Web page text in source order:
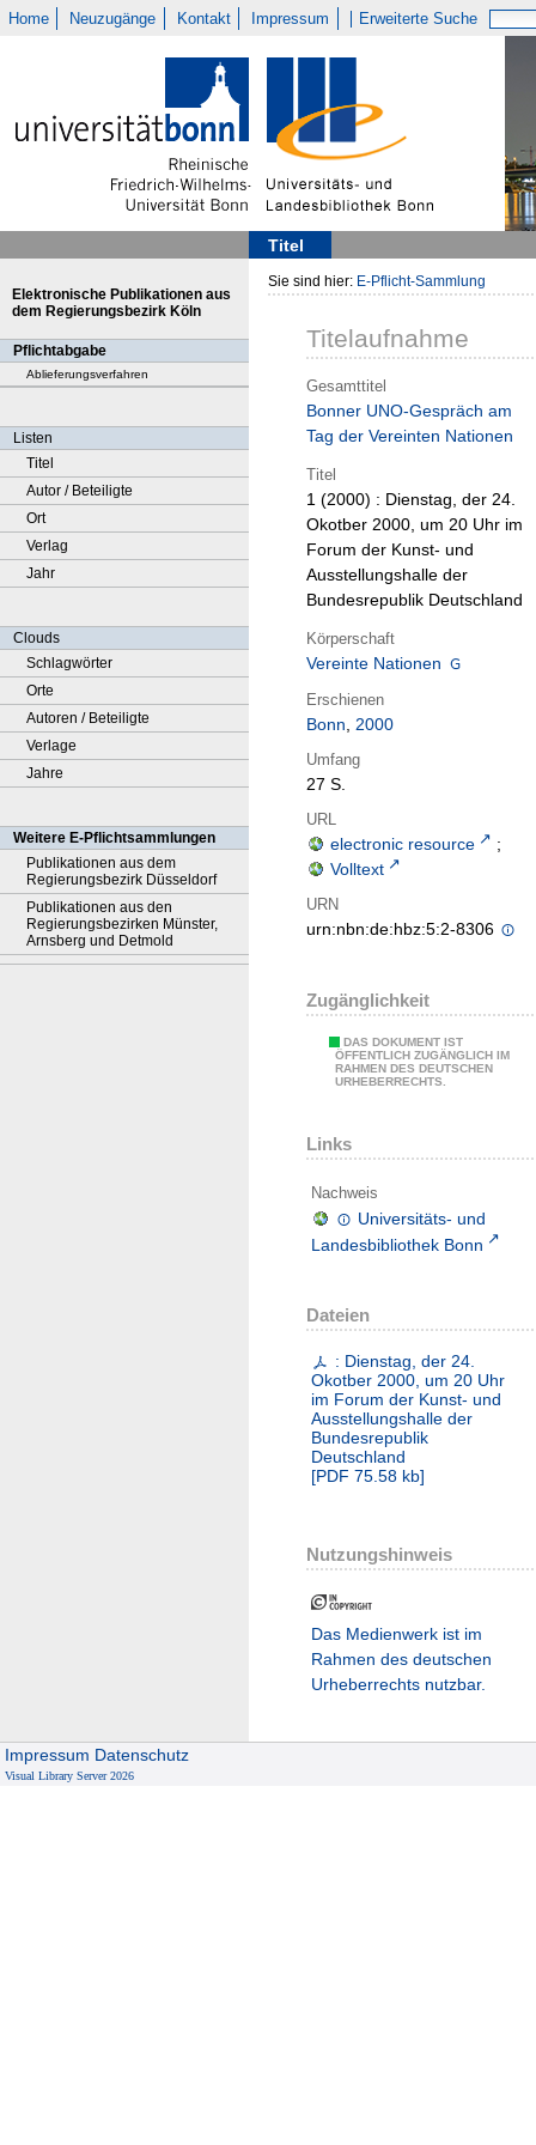
Home Neuzugänge Kontakt Impressum Erweiterte Suche
Titel
Elektronische Publikationen aus
dem Regierungsbezirk Köln
Pflichtabgabe
Ablieferungsverfahren
Listen
Titel
Autor / Beteiligte
Ort
Verlag
Jahr
Clouds
Schlagwörter
Orte
Autoren / Beteiligte
Verlage
Jahre
Weitere E-Pflichtsammlungen
Publikationen aus dem
Regierungsbezirk Düsseldorf
Publikationen aus den
Regierungsbezirken Münster,
Arnsberg und Detmold
Sie sind hier: E-Pflicht-Sammlung
Titelaufnahme
Gesamttitel
Bonner UNO-Gespräch am
Tag der Vereinten Nationen
Titel
1 (2000) : Dienstag, der 24.
Okotber 2000, um 20 Uhr im
Forum der Kunst- und
Ausstellungshalle der
Bundesrepublik Deutschland
Körperschaft
Vereinte Nationen
Erschienen
Bonn, 2000
Umfang
27 S.
URL
electronic resource
;
Volltext
URN
urn:nbn:de:hbz:5:2-8306
Zugänglichkeit
DAS DOKUMENT IST
ÖFFENTLICH ZUGÄNGLICH IM
RAHMEN DES DEUTSCHEN
URHEBERRECHTS.
Links
Nachweis
Universitäts- und
Landesbibliothek Bonn
Dateien
: Dienstag, der 24.
Okotber 2000, um 20 Uhr
im Forum der Kunst- und
Ausstellungshalle der
Bundesrepublik
Deutschland
[PDF 75.58 kb]
Nutzungshinweis
Das Medienwerk ist im
Rahmen des deutschen
Urheberrechts nutzbar.
Impressum Datenschutz
Visual Library Server 2026